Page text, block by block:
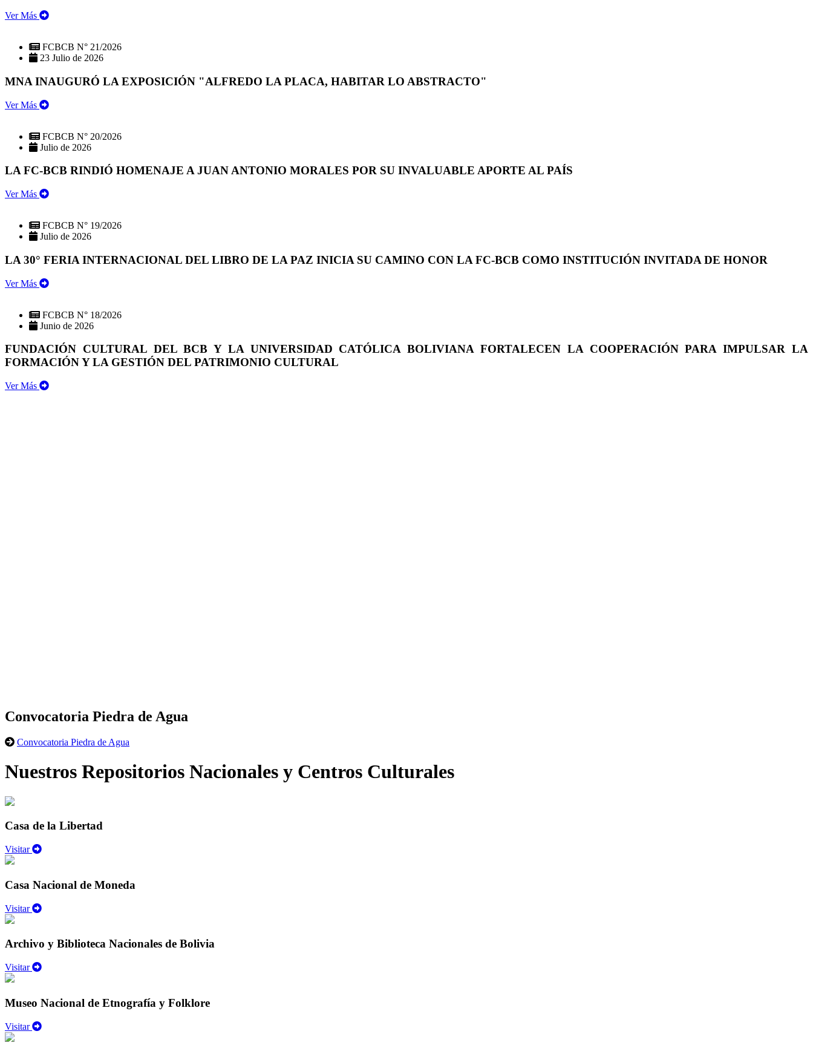
Ver Más
FCBCB N° 21/2026
23 Julio de 2026
MNA INAUGURÓ LA EXPOSICIÓN "ALFREDO LA PLACA, HABITAR LO ABSTRACTO"
Ver Más
FCBCB N° 20/2026
Julio de 2026
LA FC-BCB RINDIÓ HOMENAJE A JUAN ANTONIO MORALES POR SU INVALUABLE APORTE AL PAÍS
Ver Más
FCBCB N° 19/2026
Julio de 2026
LA 30° FERIA INTERNACIONAL DEL LIBRO DE LA PAZ INICIA SU CAMINO CON LA FC-BCB COMO INSTITUCIÓN INVITADA DE HONOR
Ver Más
FCBCB N° 18/2026
Junio de 2026
FUNDACIÓN CULTURAL DEL BCB Y LA UNIVERSIDAD CATÓLICA BOLIVIANA FORTALECEN LA COOPERACIÓN PARA IMPULSAR LA
FORMACIÓN Y LA GESTIÓN DEL PATRIMONIO CULTURAL
Ver Más
Convocatoria Piedra de Agua
Convocatoria Piedra de Agua
Nuestros Repositorios Nacionales y Centros Culturales
Casa de la Libertad
Visitar
Casa Nacional de Moneda
Visitar
Archivo y Biblioteca Nacionales de Bolivia
Visitar
Museo Nacional de Etnografía y Folklore
Visitar